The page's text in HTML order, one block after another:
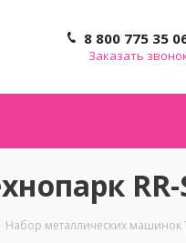
8 800 775 35
Заказать
RR-
Набор металлических машинок